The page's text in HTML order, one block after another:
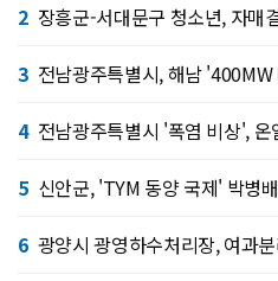
2 장흥군-서대문구 청소년, 자매
3 전남광주특별시, 해남 '400MW
4 전남광주특별시 '폭염 비상', 온열
5 신안군, 'TYM 동양 국제' 박병
6 광양시 광영하수처리장, 여과분